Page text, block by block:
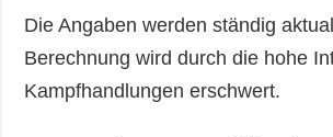
Die Angaben werden ständig
Berechnung wird durch die hohe
Kampfhandlungen erschwert.